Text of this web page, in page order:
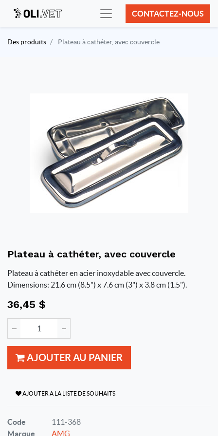
CONTACTEZ-NOUS
Des produits Plateau à cathéter, avec couvercle
Plateau à cathéter, avec couvercle
Plateau à cathéter en acier inoxydable avec couvercle.
Dimensions: 21.6 cm (8.5") x 7.6 cm (3") x 3.8 cm (1.5").
36,45 $
AJOUTER AU PANIER
AJOUTER À LA LISTE DE SOUHAITS
Code
111-368
Marque
AMG